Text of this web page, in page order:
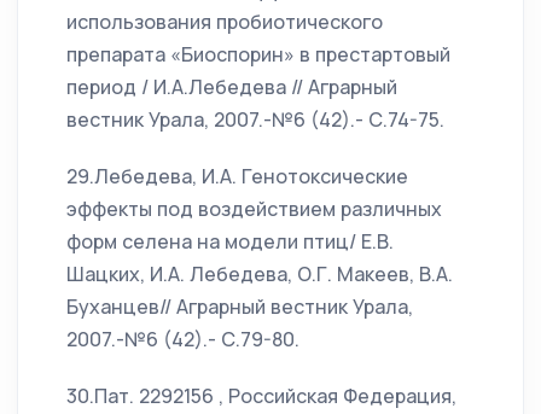
использования пробиотического
препарата «Биоспорин» в престартовый
период / И.А.Лебедева // Аграрный
вестник Урала, 2007.-№6 (42).- С.74-75.
29.Лебедева, И.А. Генотоксические
эффекты под воздействием различных
форм селена на модели птиц/ Е.В.
Шацких, И.А. Лебедева, О.Г. Макеев, В.А.
Буханцев// Аграрный вестник Урала,
2007.-№6 (42).- С.79-80.
30.Пат. 2292156 , Российская Федерация,